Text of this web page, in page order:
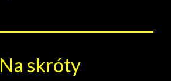
Na skróty